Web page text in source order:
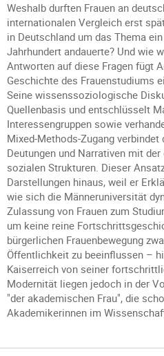
Weshalb durften Frauen an
internationalen Vergleich erst
in Deutschland um das Thema
Jahrhundert andauerte? Und wie
Antworten auf diese Fragen fügt
Geschichte des Frauenstudiums
Seine wissenssoziologische
Quellenbasis und entschlüsselt
Interessengruppen sowie
Mixed-Methods-Zugang
Deutungen und Narrativen mit
sozialen Strukturen. Dieser
Darstellungen hinaus, weil er
wie sich die Männeruniversität
Zulassung von Frauen zum
um keine reine
bürgerlichen Frauenbewegung
Öffentlichkeit zu beeinflussen –
Kaiserreich von seiner
Modernität liegen jedoch in der
"der akademischen Frau", die
Akademikerinnen im